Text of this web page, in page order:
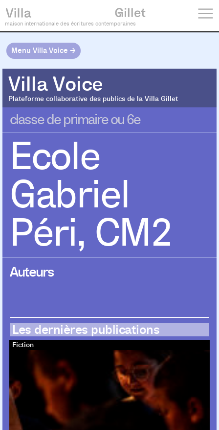
maison internationale des écritures contemporaines
Menu Villa Voice →
Villa Voice
Plateforme collaborative des publics de la Villa Gillet
Villa Voice
classe de primaire ou 6e
Ecole
Gabriel
Péri, CM2
Auteurs
Les dernières publications
Fiction